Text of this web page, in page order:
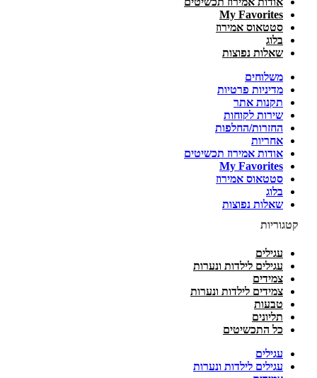
My Favorites
סטטאוס אמירוז
בלוג
שאלות נפוצות
משלוחים
מדיניות פרטיות
תקנות אתר
שירות לקוחות
החזרות/החלפות
אחריות
אודות אמירוז תכשיטים
My Favorites
סטטאוס אמירוז
בלוג
שאלות נפוצות
קטגוריות
עגילים
עגילים לילדות ונערות
צמידים
צמידים לילדות ונערות
טבעות
תליונים
כל התכשיטים
עגילים
עגילים לילדות ונערות